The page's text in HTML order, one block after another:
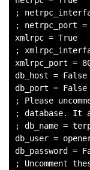
;
; netrpc_port =
xmlrpc = True
;
xmlrpc_port =
db_host = False
db_port = False
; Please
; database. It
; db_name =
db_user =
db_password =
; Uncomment